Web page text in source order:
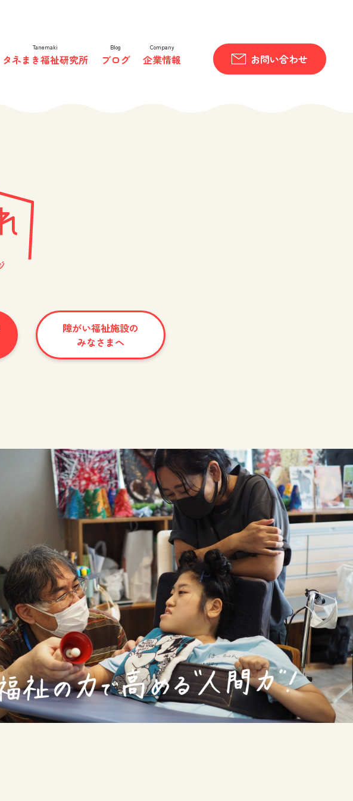
Tanemaki
タネまき福祉研究所
Blog
ブログ
Company
企業情報 お問い合わせ
障がい福祉施設の
みなさまへ